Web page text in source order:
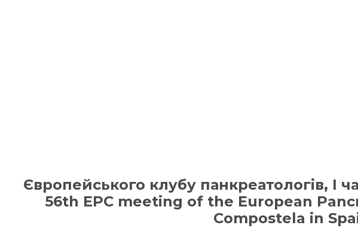
Європейського клубу панкреатологів, I
56th EPC meeting of the European
Compostela in